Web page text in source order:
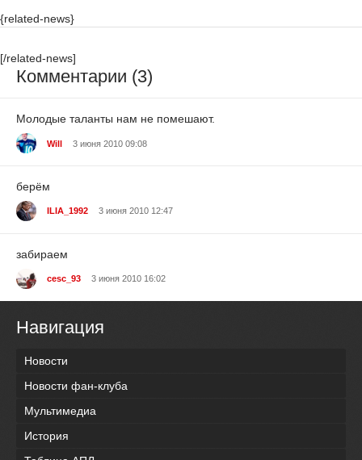
{related-news}
[/related-news]
Комментарии (3)
Молодые таланты нам не помешают.
Will 3 июня 2010 09:08
берём
ILIA_1992 3 июня 2010 12:47
забираем
cesc_93 3 июня 2010 16:02
Навигация
Новости
Новости фан-клуба
Мультимедиа
История